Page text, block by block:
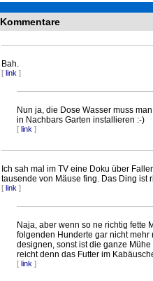
Kommentare
Bah.
[ link ]
Nun ja, die Dose Wasser muss
in Nachbars Garten installieren :-)
[ link ]
Ich sah mal im TV eine Doku über
tausende von Mäuse fing. Das Ding ist
[ link ]
Naja, aber wenn so ne richtig fette
folgenden Hunderte gar nicht
designen, sonst ist die ganze
reicht denn das Futter im
[ link ]